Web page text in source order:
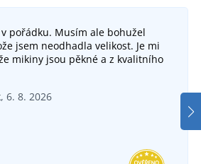
ARDON BALTIK
pořádku. Musím ale bohužel
jsem neodhadla velikost. Je mi
mikiny jsou pěkné a z kvalitního
6. 8. 2026